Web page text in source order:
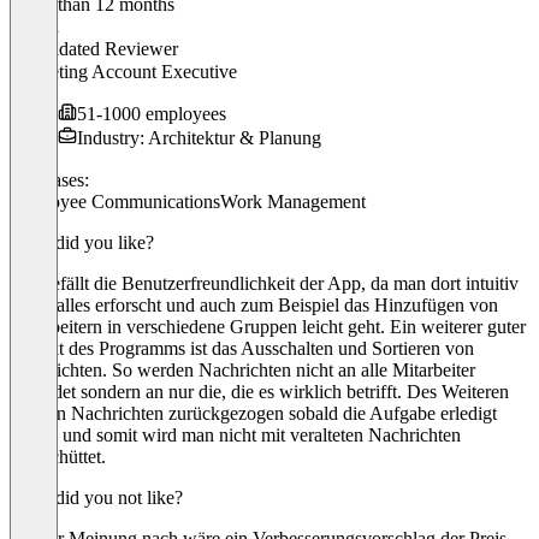
Validated Reviewer
Marketing Account Executive
51-1000 employees
Industry: Architektur & Planung
Use cases:
Employee CommunicationsWork Management
What did you like?
Mir gefällt die Benutzerfreundlichkeit der App, da man dort intuitiv
selbst alles erforscht und auch zum Beispiel das Hinzufügen von
Mitarbeitern in verschiedene Gruppen leicht geht. Ein weiterer guter
Aspekt des Programms ist das Ausschalten und Sortieren von
Nachrichten. So werden Nachrichten nicht an alle Mitarbeiter
gesendet sondern an nur die, die es wirklich betrifft. Des Weiteren
werden Nachrichten zurückgezogen sobald die Aufgabe erledigt
wurde und somit wird man nicht mit veralteten Nachrichten
überschüttet.
What did you not like?